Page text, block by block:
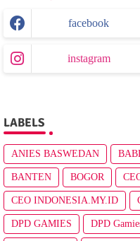
facebook
instagram
LABELS
ANIES BASWEDAN
BANTEN BOGOR
CEO INDONESIA.MY.ID
DPD GAMIES DPD